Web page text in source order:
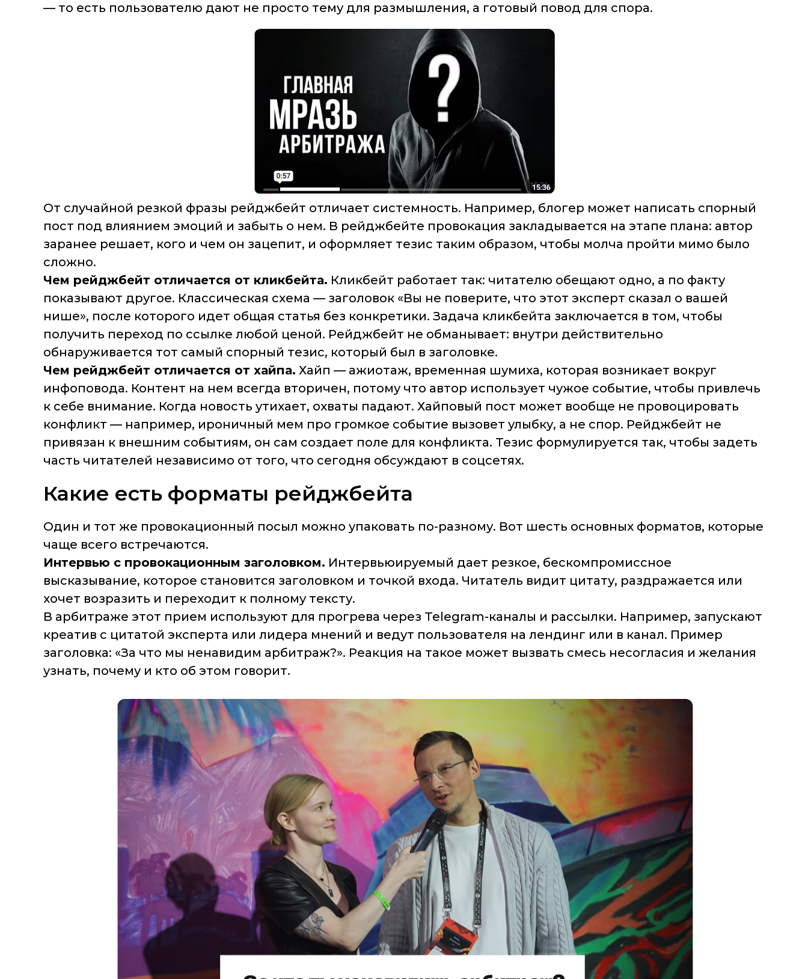
— то есть пользователю дают не просто тему для размышления, а готовый повод для спора.
От случайной резкой фразы рейджбейт отличает системность. Например, блогер может написать спорный
пост под влиянием эмоций и забыть о нем. В рейджбейте провокация закладывается на этапе плана: автор
заранее решает, кого и чем он зацепит, и оформляет тезис таким образом, чтобы молча пройти мимо было
сложно.
Чем рейджбейт отличается от кликбейта. Кликбейт работает так: читателю обещают одно, а по факту
показывают другое. Классическая схема — заголовок «Вы не поверите, что этот эксперт сказал о вашей
нише», после которого идет общая статья без конкретики. Задача кликбейта заключается в том, чтобы
получить переход по ссылке любой ценой. Рейджбейт не обманывает: внутри действительно
обнаруживается тот самый спорный тезис, который был в заголовке.
Чем рейджбейт отличается от хайпа. Хайп — ажиотаж, временная шумиха, которая возникает вокруг
инфоповода. Контент на нем всегда вторичен, потому что автор использует чужое событие, чтобы привлечь
к себе внимание. Когда новость утихает, охваты падают. Хайповый пост может вообще не провоцировать
конфликт — например, ироничный мем про громкое событие вызовет улыбку, а не спор. Рейджбейт не
привязан к внешним событиям, он сам создает поле для конфликта. Тезис формулируется так, чтобы задеть
часть читателей независимо от того, что сегодня обсуждают в соцсетях.
Какие есть форматы рейджбейта
Один и тот же провокационный посыл можно упаковать по-разному. Вот шесть основных форматов, которые
чаще всего встречаются.
Интервью с провокационным заголовком. Интервьюируемый дает резкое, бескомпромиссное
высказывание, которое становится заголовком и точкой входа. Читатель видит цитату, раздражается или
хочет возразить и переходит к полному тексту.
В арбитраже этот прием используют для прогрева через Telegram-каналы и рассылки. Например, запускают
креатив с цитатой эксперта или лидера мнений и ведут пользователя на лендинг или в канал. Пример
заголовка: «За что мы ненавидим арбитраж?». Реакция на такое может вызвать смесь несогласия и желания
узнать, почему и кто об этом говорит.